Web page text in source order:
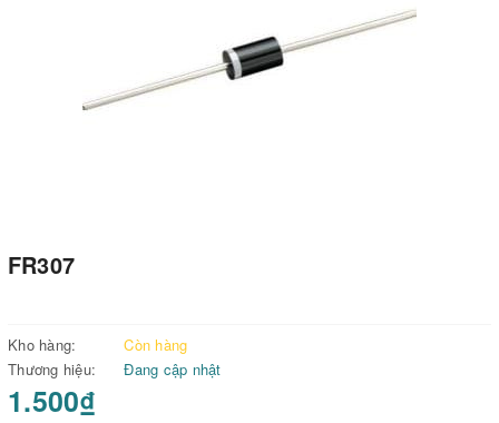
FR307
Kho hàng:
Còn hàng
Thương hiệu:
Đang cập nhật
1.500₫